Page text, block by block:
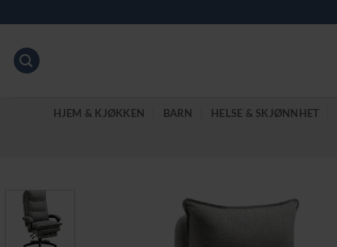
to
content
HJEM & KJØKKEN BARN HELSE & SKJØNNHET